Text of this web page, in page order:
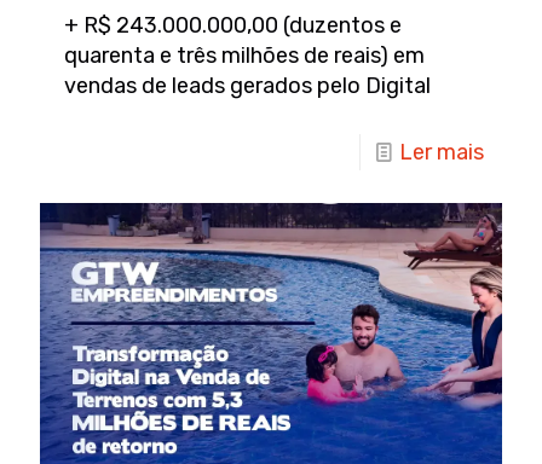
+ R$ 243.000.000,00 (duzentos e
quarenta e três milhões de reais) em
vendas de leads gerados pelo Digital
Ler mais